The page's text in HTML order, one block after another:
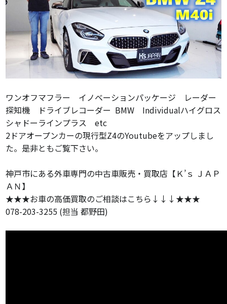
ワンオフマフラー イノベーションパッケージ レーダー
探知機 ドライブレコーダー BMW Individualハイグロス
シャドーラインプラス etc
2ドアオープンカーの現行型Z4のYoutubeをアップしまし
た。是非ともご覧下さい。
神戸市にある外車専門の中古車販売・買取店【Ｋ’ｓ ＪＡＰ
ＡＮ】
★★★お車の高価買取のご相談はこちら↓↓↓★★★
078-203-3255 (担当 都野田)